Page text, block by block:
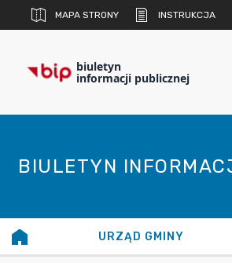
MAPA STRONY INSTRUKCJA
biuletyn
informacji publicznej
BIULETYN
URZĄD GMINY